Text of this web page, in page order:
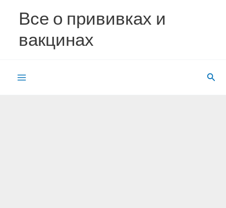
содержимому
Все о прививках и
вакцинах